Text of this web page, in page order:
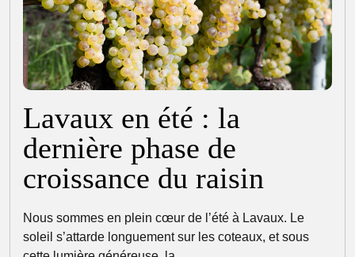
Lavaux en été : la
dernière phase de
croissance du raisin
Nous sommes en plein cœur de l’été à Lavaux. Le
soleil s’attarde longuement sur les coteaux, et sous